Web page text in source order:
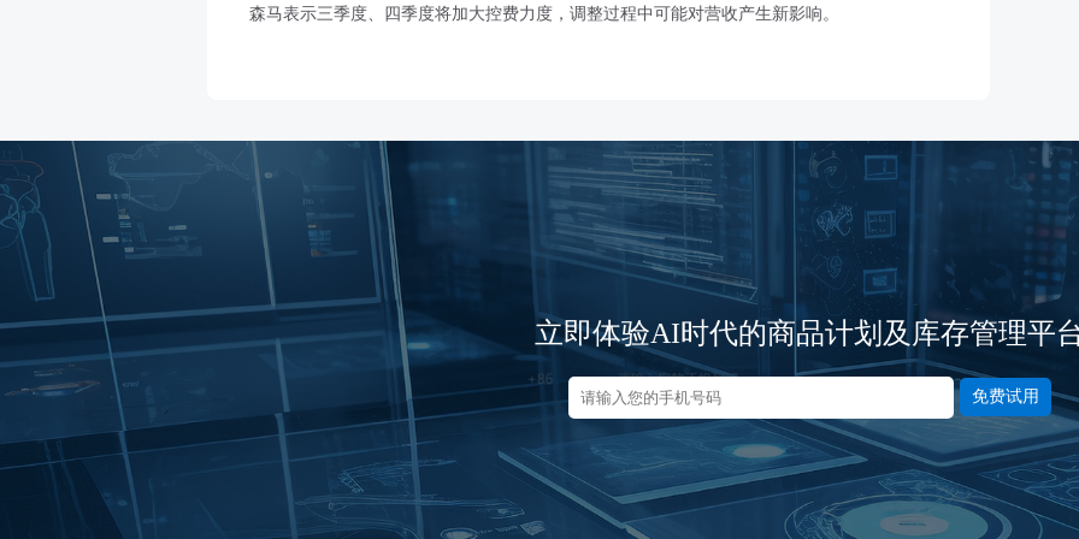
森马表示三季度、四季度将加大控费力度，调整过程中可能对营收产生新影响。
立即体验AI时代的商品计划及库存管理平
免费试用